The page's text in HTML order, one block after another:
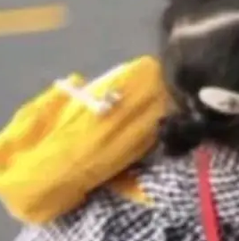
雷霄骅离世十周
一个大版本的名
曾是中国传媒大学
长期从事视频、音
台作者信息与商品
的数据处理任
的账单，实际支出
人意外的是，该项目
力消耗持续运行长
账时才察觉异常。这
序，在近半年时间
示，...
在 CNBC 的采访里
赢得 AI 竞赛，而
具预计在今年底或
验室的水平。 Dela
开放协作。中国的
的生态里加速迭代，
"。他的原话是 "buil
互不通气。 这个判
。Hugging Face 是
面跑着上百万个模
最好的扩展系
问过很多软件工程师
己用的程序？答案几
别人写的程序写程
个博客系统、智能
稀奇事。 Crawsh
开源 AI coding age
文章，核心论点很
理由不是传统的自
内测邀请，全
演现场诞生
时候大概没人想到它
的路演。 8月1日，
责人崔添翼（tiany
Agent Harness 相
Preview